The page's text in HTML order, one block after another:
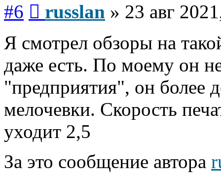
#6 russlan » 23 авг
Я смотрел обзоры на
даже есть. По моему он
"предприятия", он более
мелочевки. Скорость
уходит 2,5
За это сообщение автора